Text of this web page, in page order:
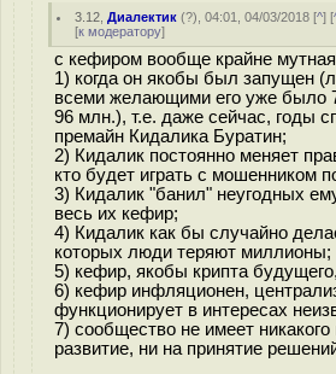
3.12 ,Диалектик (?), 04:01, 04/03/2018 [^] [
[к модератору]
с кефиром вообще крайне
1) когда он якобы был запущен
всеми желающими его уже было
96 млн.), т.е. даже сейчас, годы
премайн Кидалика Буратин;
2) Кидалик постоянно меняет
кто будет играть с мошенником
3) Кидалик "банил" неугодных
весь их кефир;
4) Кидалик как бы случайно
которых люди теряют миллионы;
5) кефир, якобы крипта
6) кефир инфляционен,
функционирует в интересах
7) сообщество не имеет никакого
развитие, ни на принятие